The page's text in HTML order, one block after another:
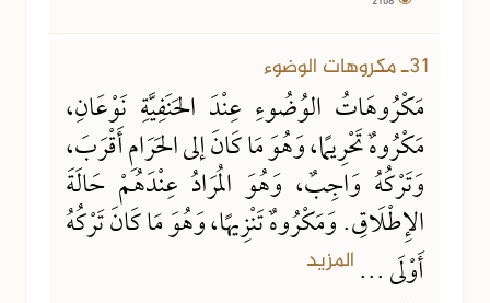
31ـ مكروهات الوضوء
مَكْرُوهَاتُ الوُضُوءِ عِنْدَ الحَنَفِيَّةِ نَوْعَانِ،
مَكْرُوهٌ تَحْرِيمًا، وَهُوَ مَا كَانَ إلى الحَرَامِ أَقْرَبَ،
وَتَرْكُهُ وَاجِبٌ، وَهُوَ المُرَادُ عِنْدَهُمْ حَالَةَ
الإِطْلَاقِ. وَمَكْرُوهٌ تَنْزِيهًا، وَهُوَ مَا كَانَ تَرْكُهُ
أَوْلَى ... المزيد